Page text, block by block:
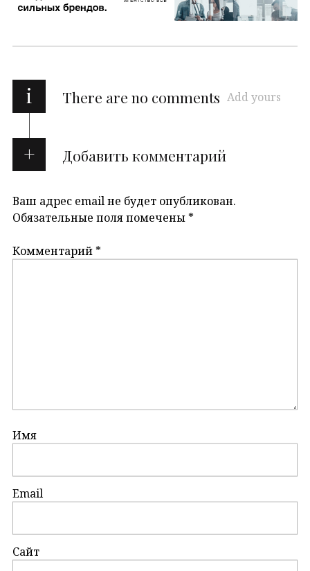
i There are no comments Add yours
Добавить комментарий
Ваш адрес email не будет опубликован.
Обязательные поля помечены *
Комментарий *
Имя
Email
Сайт